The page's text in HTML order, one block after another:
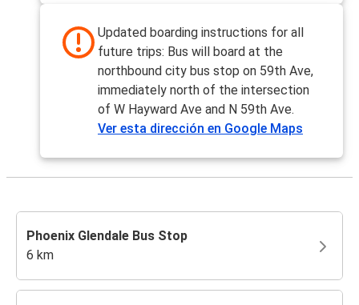
Updated boarding instructions for all
future trips: Bus will board at the
northbound city bus stop on 59th Ave,
immediately north of the intersection
of W Hayward Ave and N 59th Ave.
Ver esta dirección en Google Maps
Phoenix Glendale Bus Stop
6 km